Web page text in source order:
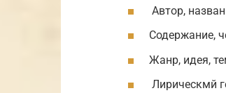
Автор,
Содержание,
Жанр, идея,
Лирическмй